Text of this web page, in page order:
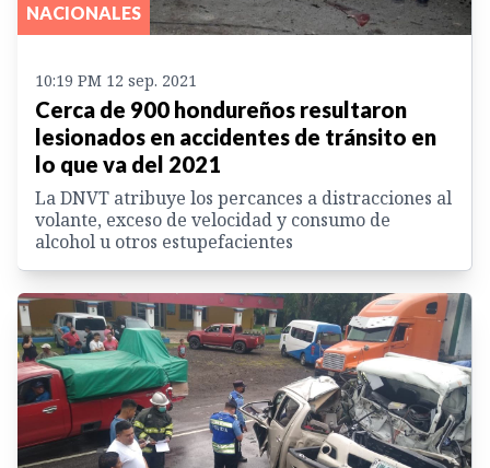
NACIONALES
10:19 PM 12 sep. 2021
Cerca de 900 hondureños resultaron
lesionados en accidentes de tránsito en
lo que va del 2021
La DNVT atribuye los percances a distracciones al
volante, exceso de velocidad y consumo de
alcohol u otros estupefacientes